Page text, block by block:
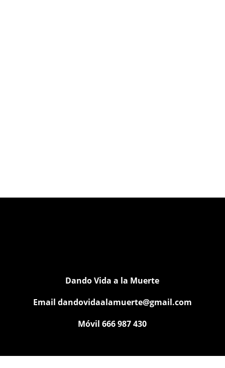
Dando Vida a la Muerte
Email dandovidaalamuerte@gmail.com
Móvil 666 987 430